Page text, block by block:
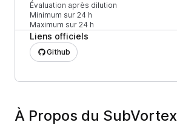
Évaluation après dilution
Minimum sur 24 h
Maximum sur 24 h
Liens officiels
Github
À Propos du SubVortex